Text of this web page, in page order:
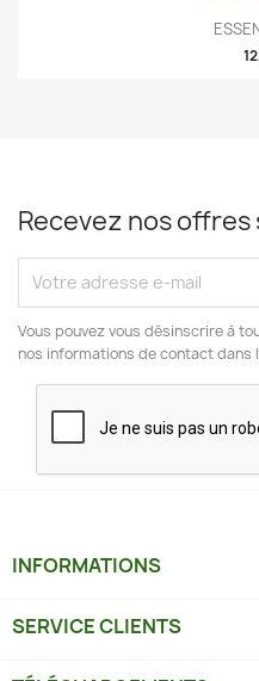
Recevez nos offres
Vous pouvez vous désinscrire à
nos informations de contact
INFORMATIONS
SERVICE CLIENTS